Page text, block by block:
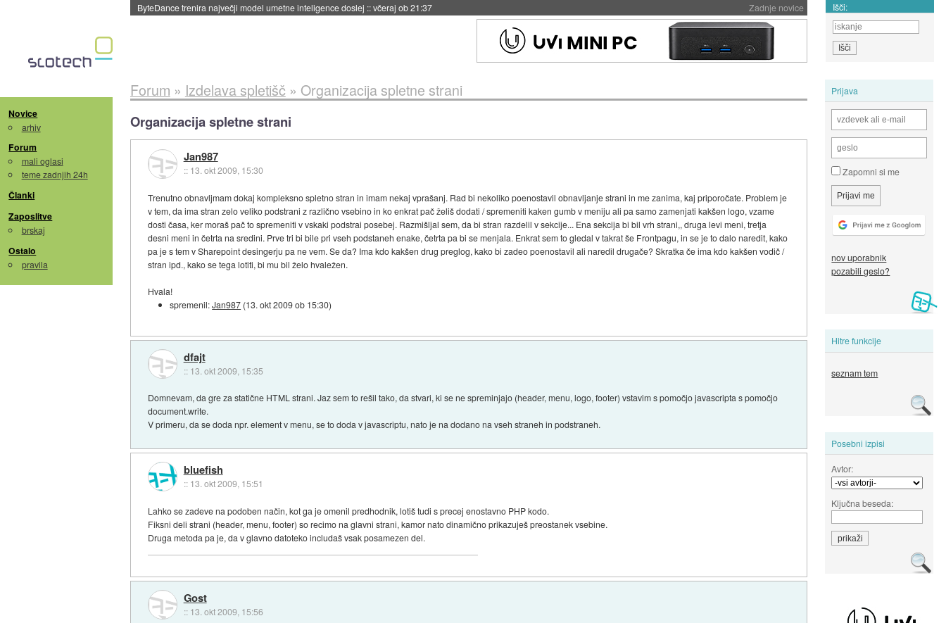
Zadnje novice
Spletne strani začele streči oglase za agente umetne inteligence::včeraj ob 21:23 Išči:
Novice
arhiv
Forum
mali oglasi
teme zadnjih 24h
Članki
Zaposlitve
brskaj
Ostalo
pravila
Prijava
Zapomni si me
nov uporabnik
pozabili geslo?
Hitre funkcije
seznam tem
Posebni izpisi
Avtor:
Ključna beseda:
Forum » Izdelava spletišč » Organizacija spletne strani
Organizacija spletne strani
Jan987
:: 13. okt 2009, 15:30
Trenutno obnavljmam dokaj kompleksno spletno stran in imam nekaj vprašanj. Rad bi nekoliko poenostavil obnavljanje strani in me zanima, kaj priporočate. Problem je
v tem, da ima stran zelo veliko podstrani z različno vsebino in ko enkrat pač želiš dodati / spremeniti kaken gumb v meniju ali pa samo zamenjati kakšen logo, vzame
dosti časa, ker moraš pač to spremeniti v vskaki podstrai posebej. Razmišljal sem, da bi stran razdelil v sekcije... Ena sekcija bi bil vrh strani,, druga levi meni, tretja
desni meni in četrta na sredini. Prve tri bi bile pri vseh podstaneh enake, četrta pa bi se menjala. Enkrat sem to gledal v takrat še Frontpagu, in se je to dalo naredit, kako
pa je s tem v Sharepoint desingerju pa ne vem. Se da? Ima kdo kakšen drug preglog, kako bi zadeo poenostavil ali naredil drugače? Skratka če ima kdo kakšen vodič /
stran ipd., kako se tega lotiti, bi mu bil želo hvaležen.
Hvala!
spremenil:Jan987 (13. okt 2009 ob 15:30)
dfajt
:: 13. okt 2009, 15:35
Domnevam, da gre za statične HTML strani. Jaz sem to rešil tako, da stvari, ki se ne spreminjajo (header, menu, logo, footer) vstavim s pomočjo javascripta s pomočjo
document.write.
V primeru, da se doda npr. element v menu, se to doda v javascriptu, nato je na dodano na vseh straneh in podstraneh.
bluefish
:: 13. okt 2009, 15:51
Lahko se zadeve na podoben način, kot ga je omenil predhodnik, lotiš tudi s precej enostavno PHP kodo.
Fiksni deli strani (header, menu, footer) so recimo na glavni strani, kamor nato dinamično prikazuješ preostanek vsebine.
Druga metoda pa je, da v glavno datoteko includaš vsak posamezen del.
Gost
:: 13. okt 2009, 15:56